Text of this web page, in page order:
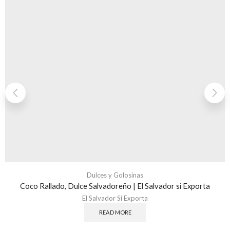
Dulces y Golosinas
Coco Rallado, Dulce Salvadoreño | El Salvador si Exporta
El Salvador Si Exporta
READ MORE